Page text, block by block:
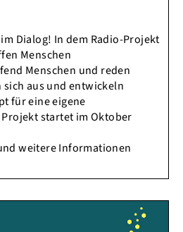
Dialog! In dem Radio-Projekt
Menschen
Menschen und reden
aus und entwickeln
für eine eigene
startet im Oktober
weitere Informationen